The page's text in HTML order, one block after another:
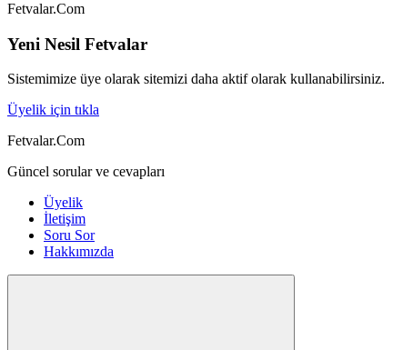
Fetvalar.Com
Yeni Nesil Fetvalar
Sistemimize üye olarak sitemizi daha aktif olarak kullanabilirsiniz.
Üyelik için tıkla
Fetvalar.Com
Güncel sorular ve cevapları
Üyelik
İletişim
Soru Sor
Hakkımızda